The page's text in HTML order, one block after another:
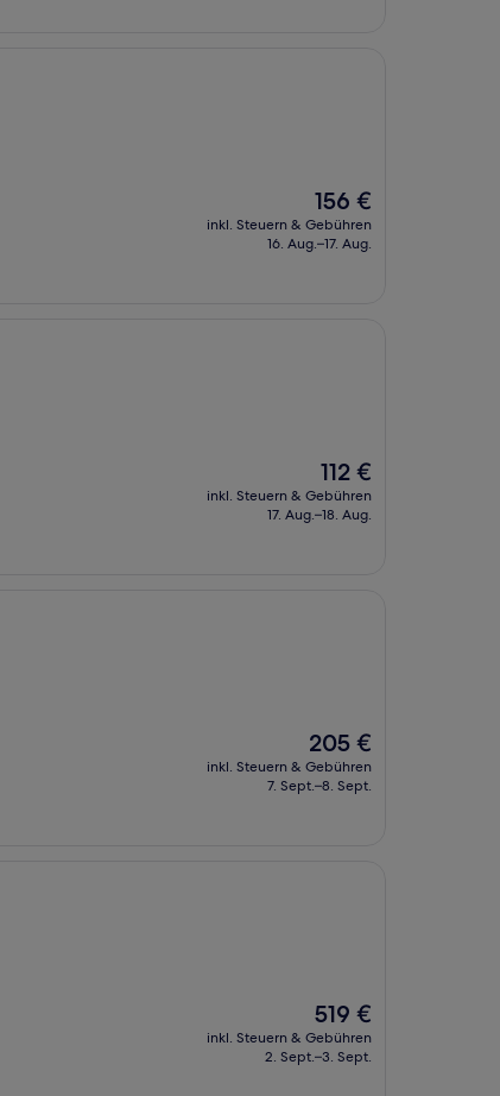
Der
Preis
beträgt
156 €
inkl. Steuern & Gebühren
16. Aug.–17. Aug.
Der
Preis
beträgt
112 €
inkl. Steuern & Gebühren
17. Aug.–18. Aug.
Der
Preis
beträgt
205 €
inkl. Steuern & Gebühren
7. Sept.–8. Sept.
Der
Preis
beträgt
519 €
inkl. Steuern & Gebühren
2. Sept.–3. Sept.